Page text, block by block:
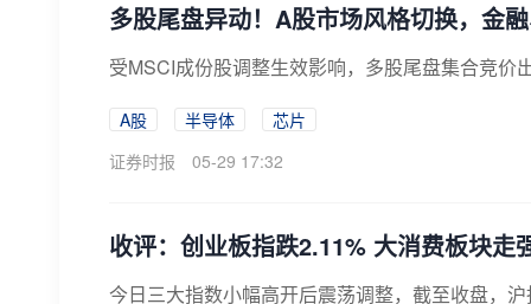
多股尾盘异动！A股市场风格切换，金
受MSCI成份股调整生效影响，多股尾盘集合竞价
A股 半导体
芯片
证券时报
05-29 17:32
收评：创业板指跌2.11% 大消费板块走
今日三大指数小幅高开后震荡调整，截至收盘，